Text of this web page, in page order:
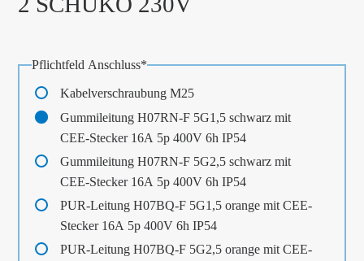
Pflichtfeld Anschluss*
Kabelverschraubung M25
Gummileitung H07RN-F 5G1,5 schwarz mit
CEE-Stecker 16A 5p 400V 6h IP54
Gummileitung H07RN-F 5G2,5 schwarz mit
CEE-Stecker 16A 5p 400V 6h IP54
PUR-Leitung H07BQ-F 5G1,5 orange mit CEE-
Stecker 16A 5p 400V 6h IP54
PUR-Leitung H07BQ-F 5G2,5 orange mit CEE-